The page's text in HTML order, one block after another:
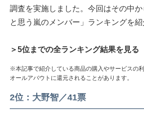
調査を実施しました。今回はその中
と思う嵐のメンバー」ランキングを紹
＞5位までの全ランキング結果を見る
※本記事で紹介している商品の購入やサービスの
オールアバウトに還元されることがあります。
2位：大野智／41票